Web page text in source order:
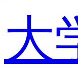
大